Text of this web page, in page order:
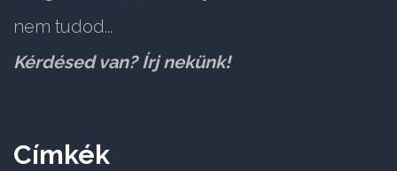
nem tudod...
Kérdésed van? Írj nekünk!
Címkék